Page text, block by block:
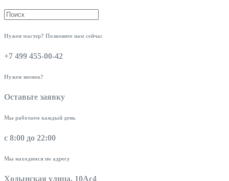
Нужен мастер? Позвоните нам сейчас
+7 499 455-00-42
Нужен звонок?
Оставьте заявку
Мы работаем каждый день
с 8:00 до 22:00
Мы находимся по адресу
Ходынская улица, 10Ас4